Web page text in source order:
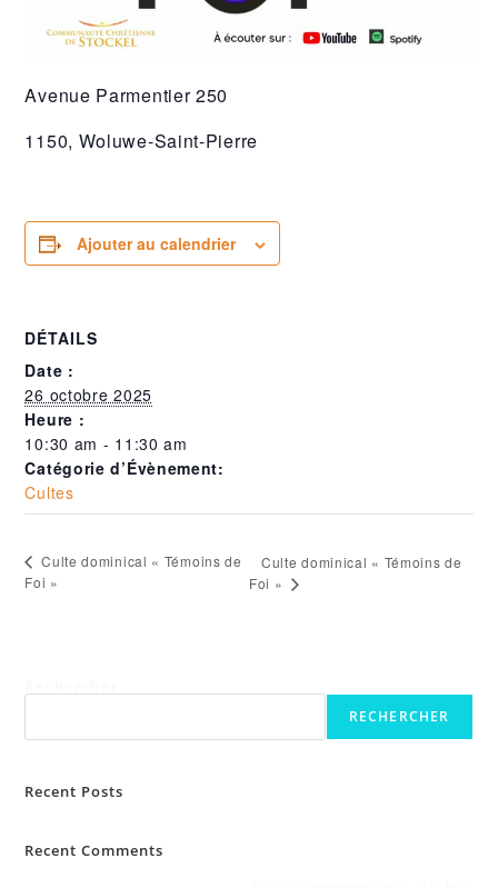
Avenue Parmentier 250
1150, Woluwe-Saint-Pierre
Ajouter au calendrier
DÉTAILS
Date :
26 octobre 2025
Heure :
10:30 am - 11:30 am
Catégorie d’Évènement:
Cultes
Culte dominical « Témoins de
Foi »
Culte dominical « Témoins de
Foi »
RECHERCHER
Recent Posts
Recent Comments